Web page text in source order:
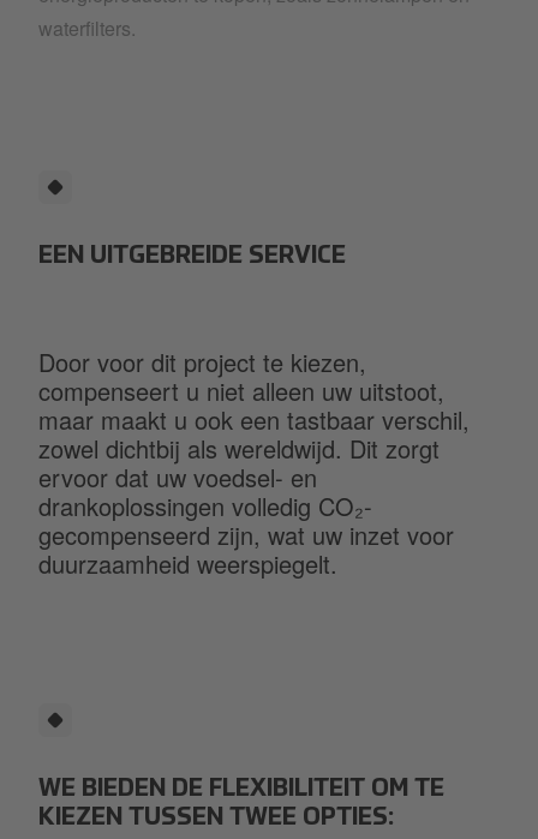
waterfilters.
EEN UITGEBREIDE SERVICE
Door voor dit project te kiezen,
compenseert u niet alleen uw uitstoot,
maar maakt u ook een tastbaar verschil,
zowel dichtbij als wereldwijd. Dit zorgt
ervoor dat uw voedsel- en
drankoplossingen volledig CO₂-
gecompenseerd zijn, wat uw inzet voor
duurzaamheid weerspiegelt.
WE BIEDEN DE FLEXIBILITEIT OM TE
KIEZEN TUSSEN TWEE OPTIES: